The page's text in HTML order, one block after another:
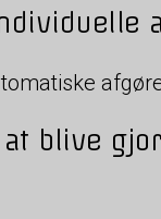
blive